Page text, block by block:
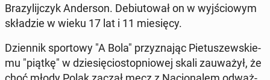
Bra­zy­lij­czyk An­der­son. De­biu­to­wał on w wyj­ścio­wym
skła­dzie w wieku 17 lat i 11 mie­się­cy.
Dzien­nik spor­to­wy "A Bola" przy­zna­jąc Pie­tu­szew­skie­
mu "piątkę" w dzie­się­cio­stop­nio­wej skali za­uwa­żył, że